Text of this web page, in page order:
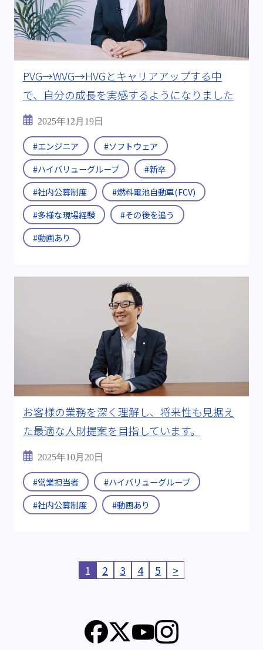
PVG→WVG→HVGとキャリアアップする中
で、自分の成長を実感するようになりました
2025年12月19日
#エンジニア
#ソフトウェア
#ハイバリューグループ
#新卒
#社内公募制度
#燃料電池自動車(FCV)
#多様な現場経験
#その後を追う
#動画あり
お客様の業務を深く理解し、将来性も見据え
た最適な人財提案を目指しています。
2025年10月20日
#営業担当者
#ハイバリューグループ
#社内公募制度
#動画あり
1 2 3 4 5 >